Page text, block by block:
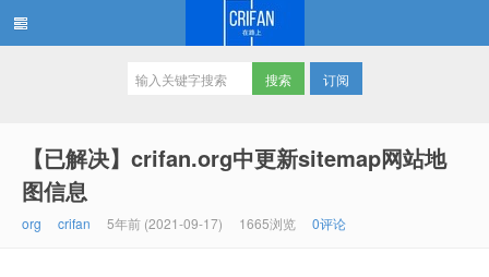
订阅
【已解决】crifan.org中更新sitemap网站地
图信息
org crifan 5年前 (2021-09-17) 1665浏览 0评论